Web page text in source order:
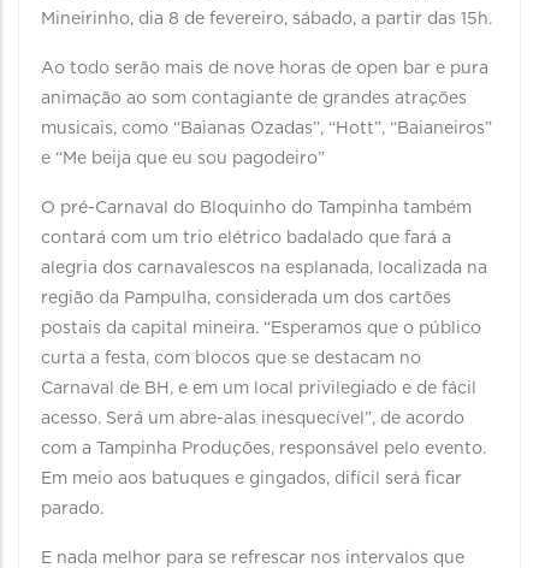
Mineirinho, dia 8 de fevereiro, sábado, a partir das 15h.
Ao todo serão mais de nove horas de open bar e pura
animação ao som contagiante de grandes atrações
musicais, como “Baianas Ozadas”, “Hott”, “Baianeiros”
e “Me beija que eu sou pagodeiro”
O pré-Carnaval do Bloquinho do Tampinha também
contará com um trio elétrico badalado que fará a
alegria dos carnavalescos na esplanada, localizada na
região da Pampulha, considerada um dos cartões
postais da capital mineira. “Esperamos que o público
curta a festa, com blocos que se destacam no
Carnaval de BH, e em um local privilegiado e de fácil
acesso. Será um abre-alas inesquecível”, de acordo
com a Tampinha Produções, responsável pelo evento.
Em meio aos batuques e gingados, difícil será ficar
parado.
E nada melhor para se refrescar nos intervalos que